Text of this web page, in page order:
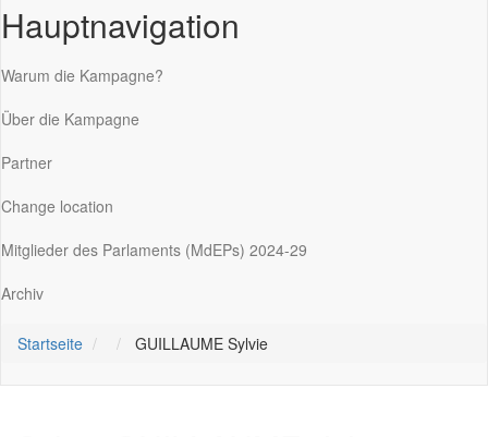
Hauptnavigation
Warum die Kampagne?
Über die Kampagne
Partner
Change location
Mitglieder des Parlaments (MdEPs) 2024-29
Archiv
Startseite GUILLAUME Sylvie